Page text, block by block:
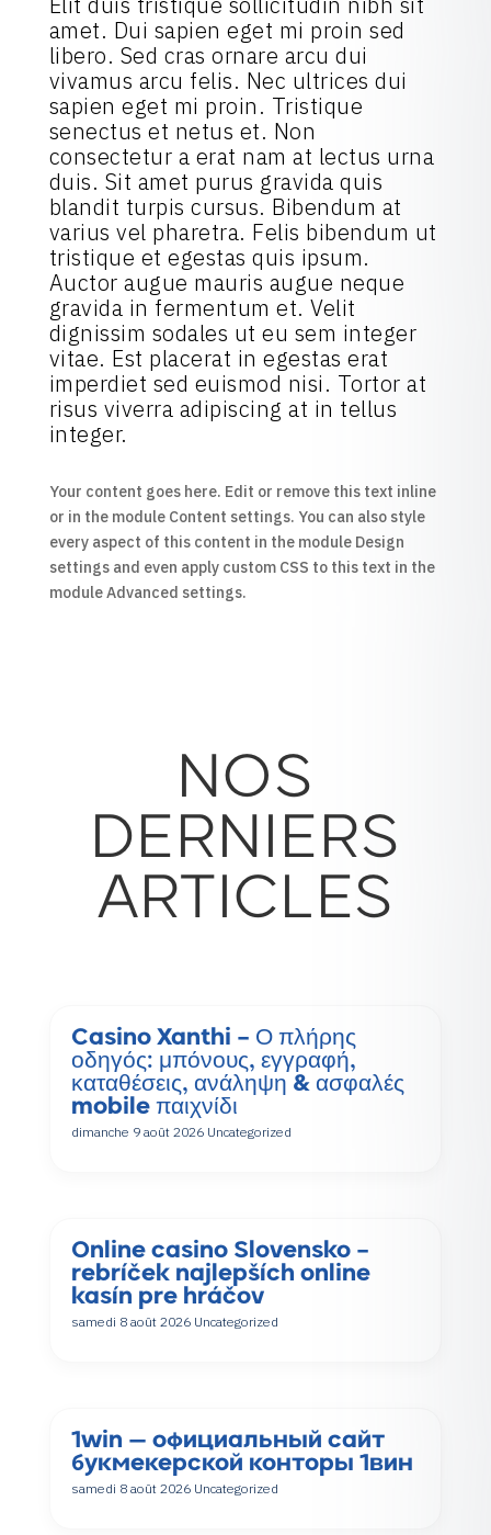
amet. Dui sapien eget mi proin sed
libero. Sed cras ornare arcu dui
vivamus arcu felis. Nec ultrices dui
sapien eget mi proin. Tristique
senectus et netus et. Non
consectetur a erat nam at lectus urna
duis. Sit amet purus gravida quis
blandit turpis cursus. Bibendum at
varius vel pharetra. Felis bibendum ut
tristique et egestas quis ipsum.
Auctor augue mauris augue neque
gravida in fermentum et. Velit
dignissim sodales ut eu sem integer
vitae. Est placerat in egestas erat
imperdiet sed euismod nisi. Tortor at
risus viverra adipiscing at in tellus
integer.
Your content goes here. Edit or remove this text inline
or in the module Content settings. You can also style
every aspect of this content in the module Design
settings and even apply custom CSS to this text in the
module Advanced settings.
NOS
DERNIERS
ARTICLES
Casino Xanthi – Ο πλήρης
οδηγός: μπόνους, εγγραφή,
καταθέσεις, ανάληψη & ασφαλές
mobile παιχνίδι
dimanche 9 août 2026 Uncategorized
Online casino Slovensko –
rebríček najlepších online
kasín pre hráčov
samedi 8 août 2026 Uncategorized
1win — официальный сайт
букмекерской конторы 1вин
samedi 8 août 2026 Uncategorized